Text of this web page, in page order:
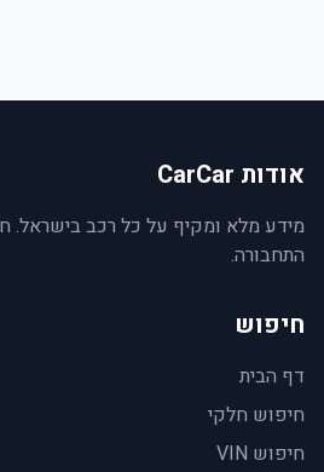
אודות CarCar
מידע מלא ומקיף על כל רכב בישראל.
התחבורה.
חיפוש
דף הבית
חיפוש חלקי
חיפוש VIN